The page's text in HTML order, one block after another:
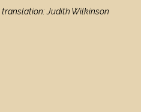
translation: Judith Wilkinson